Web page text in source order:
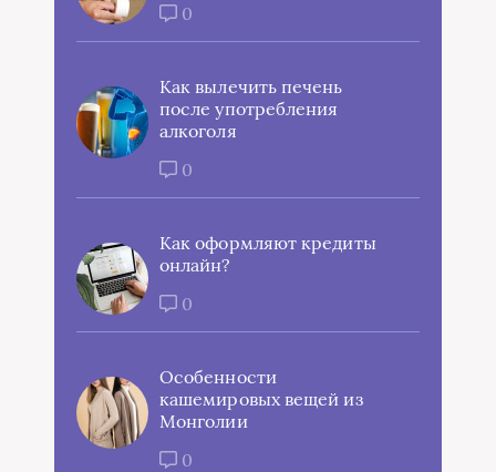
0
Как вылечить печень
после употребления
алкоголя
0
Как оформляют кредиты
онлайн?
0
Особенности
кашемировых вещей из
Монголии
0